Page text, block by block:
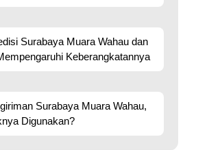
Surabaya Muara Wahau dan
Keberangkatannya
Surabaya Muara Wahau,
Digunakan?